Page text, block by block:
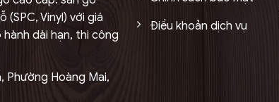
Vinyl) với giá
dài hạn, thi công
Phường Hoàng Mai,
Điều khoản dịch vụ